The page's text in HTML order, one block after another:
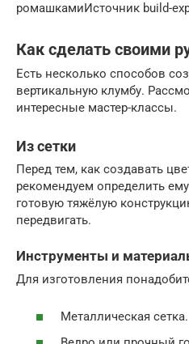
ромашкамиИсточник build-
Как сделать своими
Есть несколько способов
вертикальную клумбу.
интересные мастер-классы.
Из сетки
Перед тем, как создавать
рекомендуем определить
готовую тяжёлую
передвигать.
Инструменты и
Для изготовления
Металлическая сетка.